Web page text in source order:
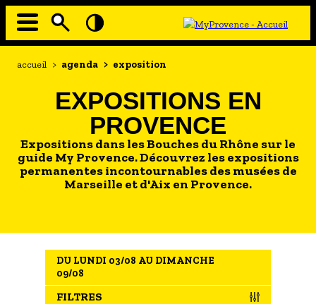
Aller
Navigation
EN MODE ECO
AU GRAND AIR
PASSEZ À TABLE
SOUS TOUTES LES COUTUMES
L'AGENDA
LES GUIDES TOURISTIQUES
LES OFFRES MYPROVENCE
Fil
accueil > agenda > exposition
EXPOSITIONS EN
PROVENCE
Expositions dans les Bouches du Rhône sur le
guide My Provence. Découvrez les expositions
permanentes incontournables des musées de
Marseille et d'Aix en Provence.
DU LUNDI 03/08 AU DIMANCHE
09/08
FILTRES